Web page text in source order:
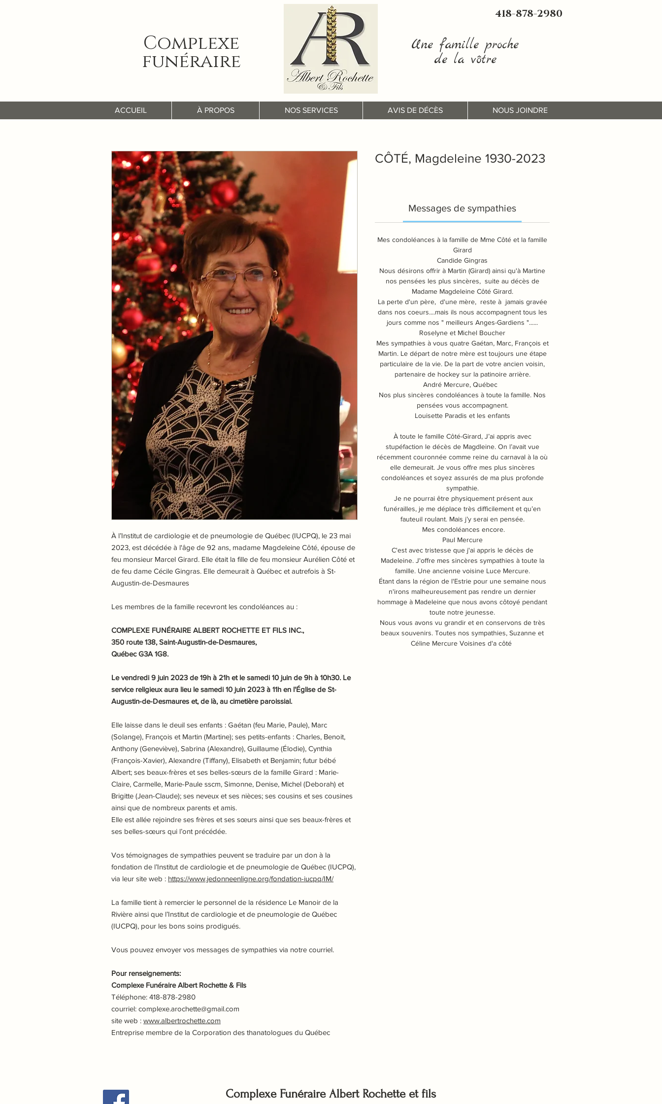
Complexe
funéraire
418-878-2980
Une famille proche
de la vôtre
ACCUEIL À PROPOS NOS SERVICES AVIS DE DÉCÈS NOUS JOINDRE
À l’Institut de cardiologie et de pneumologie de Québec (IUCPQ), le 23 mai
2023, est décédée à l'âge de 92 ans, madame Magdeleine Côté, épouse de
feu monsieur Marcel Girard. Elle était la fille de feu monsieur Aurélien Côté et
de feu dame Cécile Gingras. Elle demeurait à Québec et autrefois à St-
Augustin-de-Desmaures
Les membres de la famille recevront les condoléances au :
COMPLEXE FUNÉRAIRE ALBERT ROCHETTE ET FILS INC.,
350 route 138, Saint-Augustin-de-Desmaures,
Québec G3A 1G8.
Le vendredi 9 juin 2023 de 19h à 21h et le samedi 10 juin de 9h à 10h30. Le
service religieux aura lieu le samedi 10 juin 2023 à 11h en l'Église de St-
Augustin-de-Desmaures et, de là, au cimetière paroissial.
Elle laisse dans le deuil ses enfants : Gaétan (feu Marie, Paule), Marc
(Solange), François et Martin (Martine); ses petits-enfants : Charles, Benoit,
Anthony (Geneviève), Sabrina (Alexandre), Guillaume (Élodie), Cynthia
(François-Xavier), Alexandre (Tiffany), Elisabeth et Benjamin; futur bébé
Albert; ses beaux-frères et ses belles-sœurs de la famille Girard : Marie-
Claire, Carmelle, Marie-Paule sscm, Simonne, Denise, Michel (Deborah) et
Brigitte (Jean-Claude); ses neveux et ses nièces; ses cousins et ses cousines
ainsi que de nombreux parents et amis.
Elle est allée rejoindre ses frères et ses sœurs ainsi que ses beaux-frères et
ses belles-sœurs qui l’ont précédée.
Vos témoignages de sympathies peuvent se traduire par un don à la
fondation de l’Institut de cardiologie et de pneumologie de Québec (IUCPQ),
via leur site web : https://www.jedonneenligne.org/fondation-iucpq/IM/
La famille tient à remercier le personnel de la résidence Le Manoir de la
Rivière ainsi que l’Institut de cardiologie et de pneumologie de Québec
(IUCPQ), pour les bons soins prodigués.
Vous pouvez envoyer vos messages de sympathies via notre courriel.
Pour renseignements:
Complexe Funéraire Albert Rochette & Fils
Téléphone: 418-878-2980
courriel: complexe.arochette@gmail.com
site web : www.albertrochette.com
Entreprise membre de la Corporation des thanatologues du Québec
CÔTÉ, Magdeleine 1930-2023
Messages de sympathies
Mes condoléances à la famille de Mme Côté et la famille
Girard
Candide Gingras
Nous désirons offrir à Martin (Girard) ainsi qu'à Martine
nos pensées les plus sincères, suite au décès de
Madame Magdeleine Côté Girard.
La perte d'un père, d'une mère, reste à jamais gravée
dans nos coeurs....mais ils nous accompagnent tous les
jours comme nos " meilleurs Anges-Gardiens "......
Roselyne et Michel Boucher
Mes sympathies à vous quatre Gaétan, Marc, François et
Martin. Le départ de notre mère est toujours une étape
particulaire de la vie. De la part de votre ancien voisin,
partenaire de hockey sur la patinoire arrière.
André Mercure, Québec
Nos plus sincères condoléances à toute la famille. Nos
pensées vous accompagnent.
Louisette Paradis et les enfants
À toute le famille Côté-Girard, J’ai appris avec
stupéfaction le décès de Magdleine. On l’avait vue
récemment couronnée comme reine du carnaval à la où
elle demeurait. Je vous offre mes plus sincères
condoléances et soyez assurés de ma plus profonde
sympathie.
Jene pourrai être physiquement présent aux
funérailles, je me déplace très difficilement et qu’en
fauteuil roulant. Mais j’y serai en pensée.
Mes condoléances encore.
Paul Mercure
C'est avec tristesse que j'ai appris le décès de
Madeleine. J'offre mes sincères sympathies à toute la
famille. Une ancienne voisine Luce Mercure.
Étant dans la région de l'Estrie pour une semaine nous
n'irons malheureusement pas rendre un dernier
hommage à Madeleine que nous avons côtoyé pendant
toute notre jeunesse.
Nous vous avons vu grandir et en conservons de très
beaux souvenirs. Toutes nos sympathies, Suzanne et
Céline Mercure Voisines d'a côté
Complexe Funéraire Albert Rochette et fils